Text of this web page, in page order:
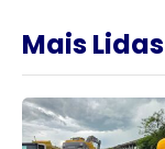
Mais Lidas